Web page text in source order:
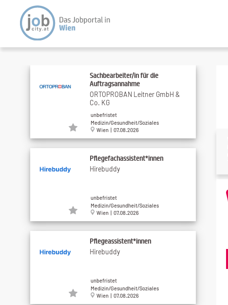
Sachbearbeiter/in für die
Auftragsannahme
ORTOPROBAN Leitner GmbH &
Co. KG
unbefristet
Medizin/Gesundheit/Soziales
Wien | 07.08.2026
Pflegefachassistent*innen
Hirebuddy
unbefristet
Medizin/Gesundheit/Soziales
Wien | 07.08.2026
Pflegeassistent*innen
Hirebuddy
unbefristet
Medizin/Gesundheit/Soziales
Wien | 07.08.2026